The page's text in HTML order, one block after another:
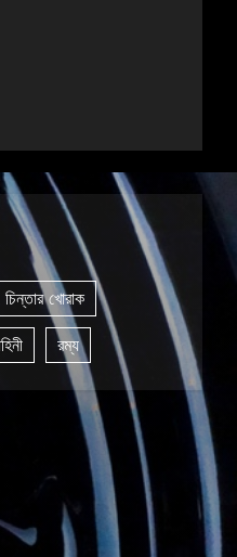
চিন্তার খোরাক
রম্য